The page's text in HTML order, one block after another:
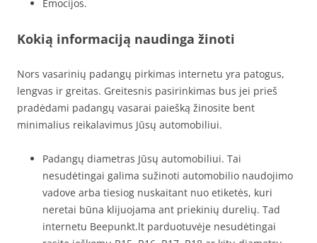
Emocijos.
Kokią informaciją naudinga žinoti
Nors vasarinių padangų pirkimas internetu yra patogus,
lengvas ir greitas. Greitesnis pasirinkimas bus jei prieš
pradėdami padangų vasarai paiešką žinosite bent
minimalius reikalavimus Jūsų automobiliui.
Padangų diametras Jūsų automobiliui. Tai
nesudėtingai galima sužinoti automobilio naudojimo
vadove arba tiesiog nuskaitant nuo etiketės, kuri
neretai būna klijuojama ant priekinių durelių. Tad
internetu Beepunkt.lt parduotuvėje nesudėtingai